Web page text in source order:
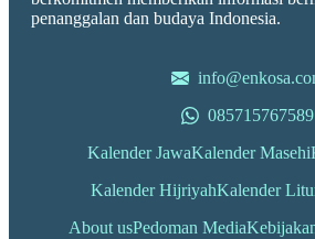
penanggalan dan budaya Indonesia.
085715767589
Kalender JawaKalender Masehi
Kalender HijriyahKalender
About usPedoman Media